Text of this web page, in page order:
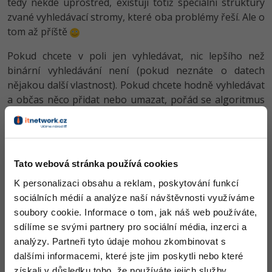
Tato webová stránka používá cookies
K personalizaci obsahu a reklam, poskytování funkcí
sociálních médií a analýze naší návštěvnosti využíváme
soubory cookie. Informace o tom, jak náš web používáte,
sdílíme se svými partnery pro sociální média, inzerci a
analýzy. Partneři tyto údaje mohou zkombinovat s
dalšími informacemi, které jste jim poskytli nebo které
zvané vyhledávací stromy, které oba problémy řeší. Ale o
tom až příště
Pokud chcete v poli jen vyhledávat, nic lepšího než
binární vyhledávání není (pokud neznáte o datech
nějakou další vlastnost). Pokud chcete hodně vyhledávat
a občas něco přidat nebo umazat, pořád se algoritmus
vyplatí. Pokud však potřebujete vyhledávat a i pole
měnit, je to problém a čtěte další algoritmy v této sekci.
rekurzí i bez rekurze. Tradičně začneme řešením bez
rekurze.
Zdrojový kód - bez rekurze
Delphi Ruby